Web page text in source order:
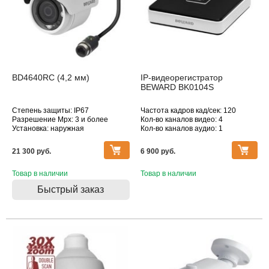
BD4640RC (4,2 мм)
Степень защиты: IP67
Разрешение Mpx: 3 и более
Установка: наружная
Дополнительное оснащение:
датчик движения, инфракрасная
Объектив (фокусное расстояние,
21 300 pуб.
Товар в наличии
Быстрый заказ
IP-видеорегистратор
BEWARD BK0104S
Частота кадров кад/сек: 120
Кол-во каналов видео: 4
Кол-во каналов аудио: 1
разрешение, Мпикс: 1920x1080
6 900 pуб.
Товар в наличии